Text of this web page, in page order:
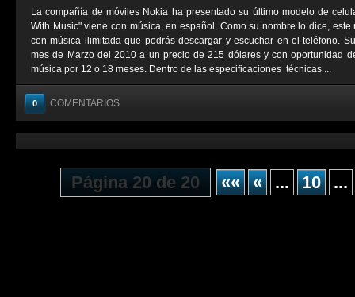
La compañía de móviles Nokia ha presentado su último modelo de
With Music" viene con música, en español. Como su nombre lo dice,
con música ilimitada que podrás descargar y escuchar en el teléfono.
mes de Marzo del 2010 a un precio de 215 dólares y con oportunidad
música por 12 o 18 meses. Dentro de las especificaciones técnicas ...
0 COMENTARIOS
Página 20 de 20 «« « ... 10 ...